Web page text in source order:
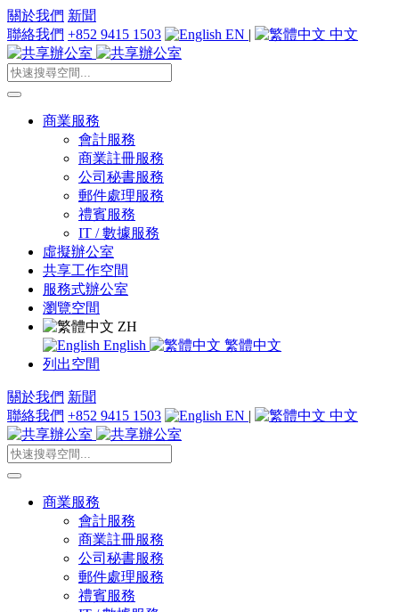
關於我們 新聞
聯絡我們 +852 9415 1503 EN | 中文
商業服務
會計服務
商業註冊服務
公司秘書服務
郵件處理服務
禮賓服務
IT / 數據服務
虛擬辦公室
共享工作空間
服務式辦公室
瀏覽空間
ZH
English
繁體中文
列出空間
關於我們 新聞
聯絡我們 +852 9415 1503 EN | 中文
商業服務
會計服務
商業註冊服務
公司秘書服務
郵件處理服務
禮賓服務